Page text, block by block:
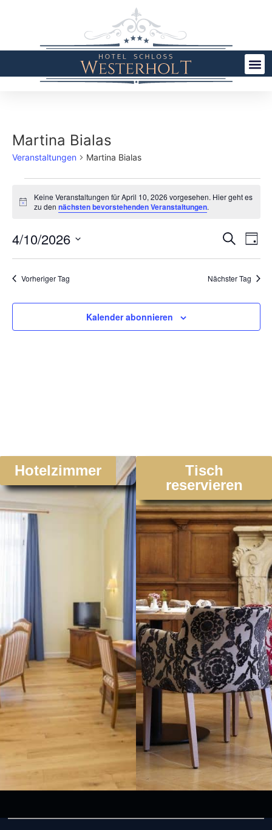
Martina Bialas
Veranstaltungen Martina Bialas
Hinweis
Keine Veranstaltungen für April 10, 2026 vorgesehen. Hier geht es
zu den nächsten bevorstehenden Veranstaltungen.
und
SucheTag
4/10/2026
wählen.
Vorheriger Tag Nächster Tag
Kalender abonnieren
Hotelzimmer
Tisch
reservieren